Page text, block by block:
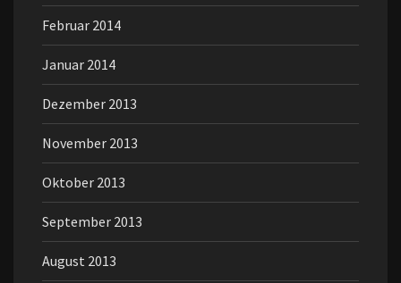
Februar 2014
Januar 2014
Dezember 2013
November 2013
Oktober 2013
September 2013
August 2013